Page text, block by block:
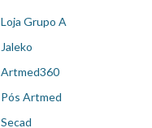
Loja Grupo A
Jaleko
Artmed360
Pós Artmed
Secad